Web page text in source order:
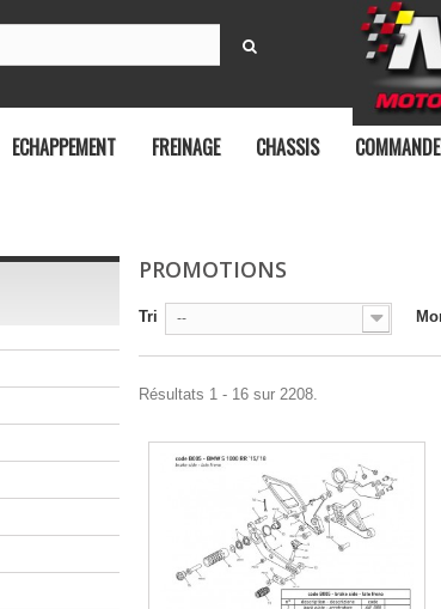
ECHAPPEMENT FREINAGE CHASSIS
PROMOTIONS
Tri --
Résultats 1 - 16 sur 2208.
-10%